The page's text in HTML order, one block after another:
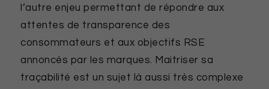
l’autre enjeu permettant de répondre aux
attentes de transparence des
consommateurs et aux objectifs RSE
annoncés par les marques. Maitriser sa
traçabilité est un sujet là aussi très complexe